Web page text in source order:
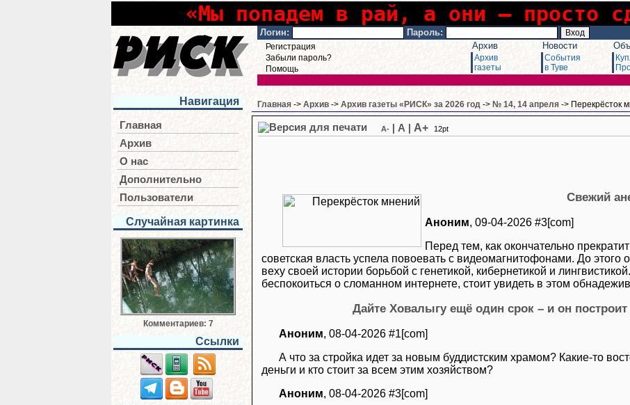
«Мы попадем в рай, а они – просто
Логин: Пароль:
Регистрация
Забыли пароль?
Помощь
Архив
Архив
газеты
Новости
События
в Туве
Навигация
Главная
Архив
О нас
Дополнительно
Пользователи
Случайная картинка
Комментариев: 7
Ссылки
Главная -> Архив -> Архив газеты «РИСК» за 2026 год -> № 14, 14 апреля -> Перекрёсток
A- A A+ 12pt
Свежий
Аноним, 09-04-2026 #3[com]
Перед тем, как окончательно
советская власть успела повоевать с видеомагнитофонами. До этого
веху своей истории борьбой с генетикой, кибернетикой и
беспокоиться о сломанном интернете, стоит увидеть в этом
Дайте Ховалыгу ещё один срок – и он
Аноним, 08-04-2026 #1[com]
А что за стройка идет за новым буддистским храмом? Какие-то
деньги и кто стоит за всем этим хозяйством?
Аноним, 08-04-2026 #3[com]